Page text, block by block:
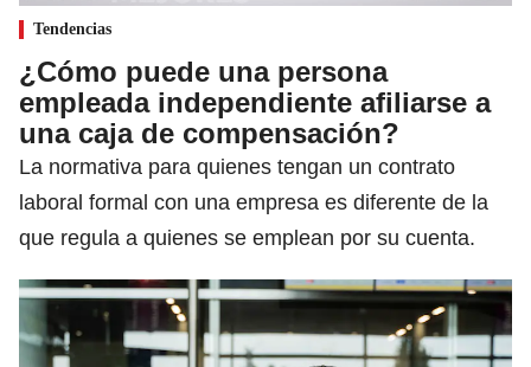
Tendencias
¿Cómo puede una persona
empleada independiente afiliarse a
una caja de compensación?
La normativa para quienes tengan un contrato
laboral formal con una empresa es diferente de la
que regula a quienes se emplean por su cuenta.